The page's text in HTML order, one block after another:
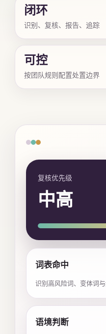
闭环
识别、复核、报告、追踪
可控
按团队规则配置处置边界
复核优先级
中高
词表命中
识别高风险词、变体词
语境判断